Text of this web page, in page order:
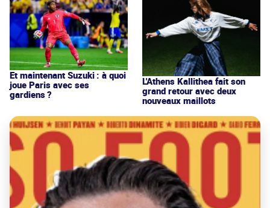
Et maintenant Suzuki : à quoi
joue Paris avec ses
gardiens ?
L'Athens Kallithea fait son
grand retour avec deux
nouveaux maillots